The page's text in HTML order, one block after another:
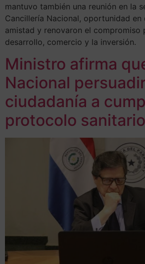
mantuvo también una reunión en la
Cancillería Nacional, oportunidad
amistad y renovaron el compromiso
desarrollo, comercio y la inversión.
Ministro afirma
Nacional
ciudadanía a
protocolo sanitario